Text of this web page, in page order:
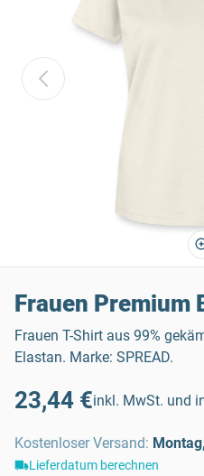
Frauen Premium
Frauen T-Shirt aus 99%
Elastan. Marke: SPREAD.
23,44 €inkl. MwSt. und
Kostenloser Versand:
Lieferdatum berechnen